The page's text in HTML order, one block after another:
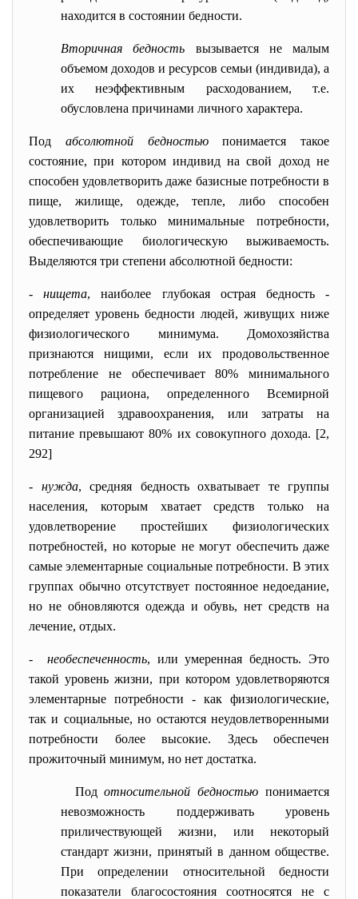
находится в состоянии бедности.
Вторичная бедность вызывается не малым
объемом доходов и ресурсов семьи (индивида), а
их неэффективным расходованием, т.е.
обусловлена причинами личного характера.
Под абсолютной бедностьюпонимается такое
состояние, при котором индивид на свой доход не
способен удовлетворить даже базисные потребности в
пище, жилище, одежде, тепле, либо способен
удовлетворить только минимальные потребности,
обеспечивающие биологическую выживаемость.
Выделяются три степени абсолютной бедности:
-нищета, наиболее глубокая острая бедность -
определяет уровень бедности людей, живущих ниже
физиологического минимума. Домохозяйства
признаются нищими, если их продовольственное
потребление не обеспечивает 80% минимального
пищевого рациона, определенного Всемирной
организацией здравоохранения, или затраты на
питание превышают 80% их совокупного дохода. [2,
292]
- нужда, средняя бедность охватывает те группы
населения, которым хватает средств только на
удовлетворение простейших физиологических
потребностей, но которые не могут обеспечить даже
самые элементарные социальные потребности. В этих
группах обычно отсутствует постоянное недоедание,
но не обновляются одежда и обувь, нет средств на
лечение, отдых.
- необеспеченность, или умеренная бедность. Это
такой уровень жизни, при котором удовлетворяются
элементарные потребности - как физиологические,
так и социальные, но остаются неудовлетворенными
потребности более высокие. Здесь обеспечен
прожиточный минимум, но нет достатка.
Подотносительной бедностью понимается
невозможность поддерживать уровень
приличествующей жизни, или некоторый
стандарт жизни, принятый в данном обществе.
При определении относительной бедности
показатели благосостояния соотносятся не с